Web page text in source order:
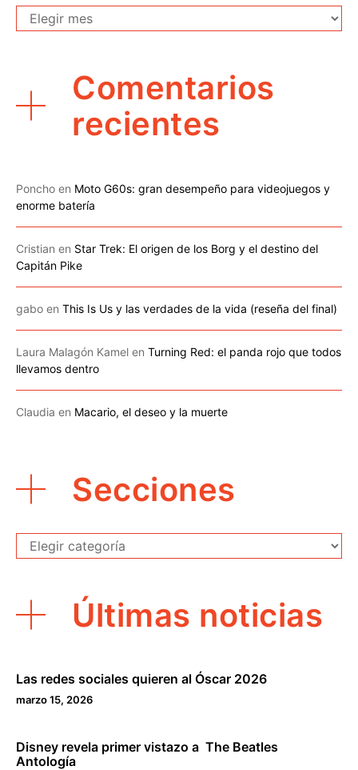
Archivo
Comentarios
recientes
Poncho en Moto G60s: gran desempeño para videojuegos y
enorme batería
Cristian en Star Trek: El origen de los Borg y el destino del
Capitán Pike
gabo en This Is Us y las verdades de la vida (reseña del final)
Laura Malagón Kamel en Turning Red: el panda rojo que todos
llevamos dentro
Claudia en Macario, el deseo y la muerte
Secciones
Secciones
Últimas noticias
Las redes sociales quieren al Óscar 2026
marzo 15, 2026
Disney revela primer vistazo a The Beatles
Antología